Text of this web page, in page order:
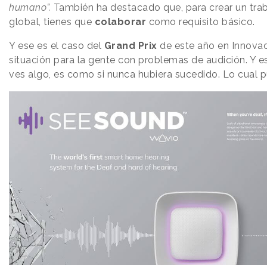
humano”. También ha destacado que, para crear un
global, tienes que colaborar como requisito básico.
Y ese es el caso del Grand Prix de este año en
situación para la gente con problemas de audición. Y
ves algo, es como si nunca hubiera sucedido. Lo cual